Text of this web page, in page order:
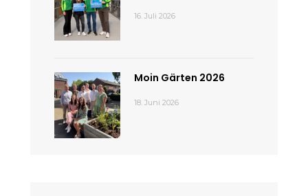
16. Juli 2026
Moin Gärten 2026
18. Juni 2026